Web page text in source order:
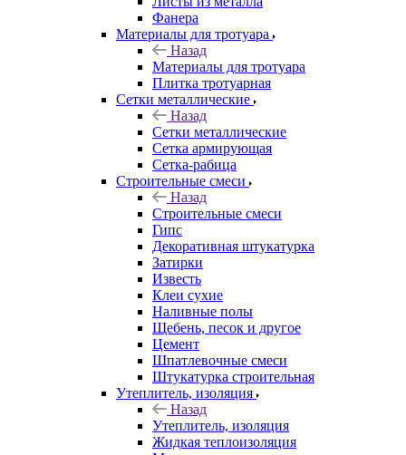
Фанера
Материалы для тротуара
Назад
Материалы для тротуара
Плитка тротуарная
Сетки металлические
Назад
Сетки металлические
Сетка армирующая
Сетка-рабица
Строительные смеси
Назад
Строительные смеси
Гипс
Декоративная штукатурка
Затирки
Известь
Клеи сухие
Наливные полы
Щебень, песок и другое
Цемент
Шпатлевочные смеси
Штукатурка строительная
Утеплитель, изоляция
Назад
Утеплитель, изоляция
Жидкая теплоизоляция